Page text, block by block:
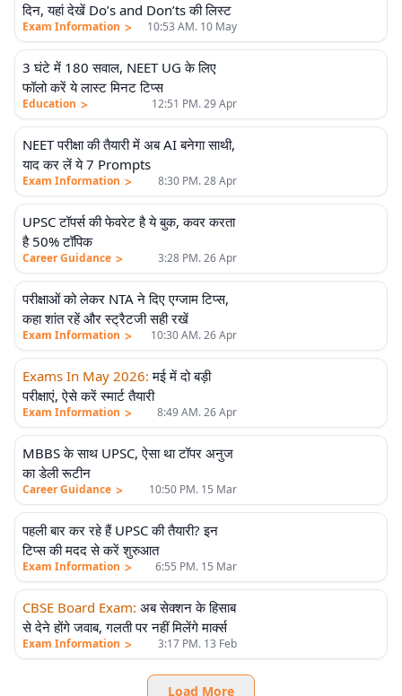
दिन, यहां देखें Do’s and Don’ts की लिस्ट
Exam Information > 10:53 AM. 10 May
3 घंटे में 180 सवाल, NEET UG के लिए
फॉलो करें ये लास्ट मिनट टिप्स
Education > 12:51 PM. 29 Apr
NEET परीक्षा की तैयारी में अब AI बनेगा साथी,
याद कर लें ये 7 Prompts
Exam Information > 8:30 PM. 28 Apr
UPSC टॉपर्स की फेवरेट है ये बुक, कवर करता
है 50% टॉपिक
Career Guidance > 3:28 PM. 26 Apr
परीक्षाओं को लेकर NTA ने दिए एग्जाम टिप्स,
कहा शांत रहें और स्ट्रैटजी सही रखें
Exam Information > 10:30 AM. 26 Apr
Exams In May 2026: मई में दो बड़ी
परीक्षाएं, ऐसे करें स्मार्ट तैयारी
Exam Information > 8:49 AM. 26 Apr
MBBS के साथ UPSC, ऐसा था टॉपर अनुज
का डेली रूटीन
Career Guidance > 10:50 PM. 15 Mar
पहली बार कर रहे हैं UPSC की तैयारी? इन
टिप्स की मदद से करें शुरुआत
Exam Information > 6:55 PM. 15 Mar
CBSE Board Exam: अब सेक्शन के हिसाब
से देने होंगे जवाब, गलती पर नहीं मिलेंगे मार्क्स
Exam Information > 3:17 PM. 13 Feb
Load More